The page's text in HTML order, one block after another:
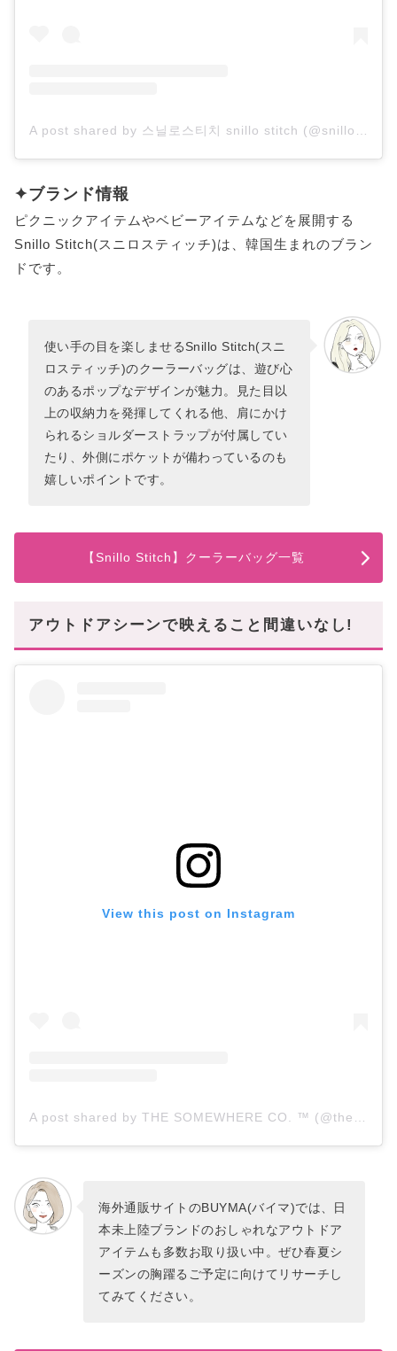
A post shared by 스닐로스티치 snillo stitch (@snillostitch)
✦ブランド情報
ピクニックアイテムやベビーアイテムなどを展開する
Snillo Stitch(スニロスティッチ)は、韓国生まれのブラン
ドです。
使い手の目を楽しませるSnillo Stitch(スニ
ロスティッチ)のクーラーバッグは、遊び心
のあるポップなデザインが魅力。見た目以
上の収納力を発揮してくれる他、肩にかけ
られるショルダーストラップが付属してい
たり、外側にポケットが備わっているのも
嬉しいポイントです。
【Snillo Stitch】クーラーバッグ一覧
アウトドアシーンで映えること間違いなし!
View this post on Instagram
海外通販サイトのBUYMA(バイマ)では、日
本未上陸ブランドのおしゃれなアウトドア
アイテムも多数お取り扱い中。ぜひ春夏シ
ーズンの胸躍るご予定に向けてリサーチし
てみてください。